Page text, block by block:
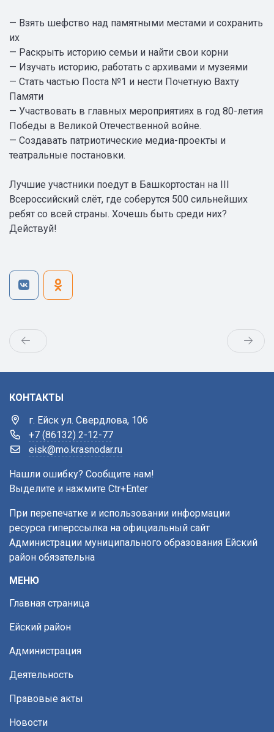
— Взять шефство над памятными местами и сохранить
их
— Раскрыть историю семьи и найти свои корни
— Изучать историю, работать с архивами и музеями
— Стать частью Поста №1 и нести Почетную Вахту
Памяти
— Участвовать в главных мероприятиях в год 80-летия
Победы в Великой Отечественной войне.
— Создавать патриотические медиа-проекты и
театральные постановки.
Лучшие участники поедут в Башкортостан на III
Всероссийский слёт, где соберутся 500 сильнейших
ребят со всей страны. Хочешь быть среди них?
Действуй!
КОНТАКТЫ
г. Ейск ул. Свердлова, 106
+7 (86132) 2-12-77
eisk@mo.krasnodar.ru
Нашли ошибку? Сообщите нам!
Выделите и нажмите Ctr+Enter
При перепечатке и использовании информации
ресурса гиперссылка на официальный сайт
Администрации муниципального образования Ейский
район обязательна
МЕНЮ
Главная страница
Ейский район
Администрация
Деятельность
Правовые акты
Новости